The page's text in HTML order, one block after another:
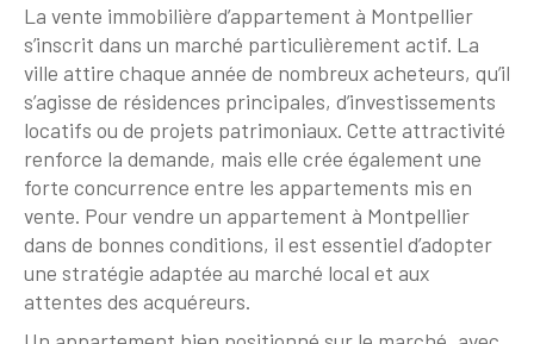
La vente immobilière d’appartement à Montpellier
s’inscrit dans un marché particulièrement actif. La
ville attire chaque année de nombreux acheteurs, qu’il
s’agisse de résidences principales, d’investissements
locatifs ou de projets patrimoniaux. Cette attractivité
renforce la demande, mais elle crée également une
forte concurrence entre les appartements mis en
vente. Pour vendre un appartement à Montpellier
dans de bonnes conditions, il est essentiel d’adopter
une stratégie adaptée au marché local et aux
attentes des acquéreurs.